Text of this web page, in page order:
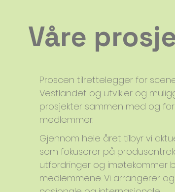
Våre
Proscen tilrettelegger for
Vestlandet og utvikler og
prosjekter sammen med og
medlemmer.
Gjennom hele året tilbyr vi
som fokuserer på
utfordringer og imøtekommer
medlemmene. Vi arrangerer